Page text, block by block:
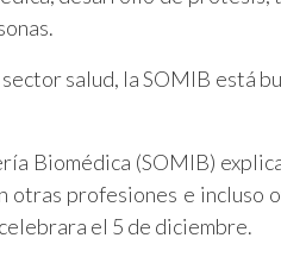
salud, la SOMIB está
Biomédica (SOMIB)
otras profesiones e incluso
el 5 de diciembre.